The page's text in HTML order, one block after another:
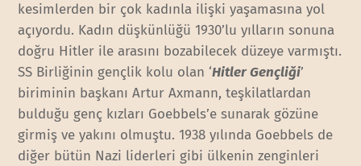
kesimlerden bir çok kadınla ilişki yaşamasına yol
açıyordu. Kadın düşkünlüğü 1930’lu yılların sonuna
doğru Hitler ile arasını bozabilecek düzeye varmıştı.
SS Birliğinin gençlik kolu olan ‘Hitler Gençliği’
biriminin başkanı Artur Axmann, teşkilatlardan
bulduğu genç kızları Goebbels’e sunarak gözüne
girmiş ve yakını olmuştu. 1938 yılında Goebbels de
diğer bütün Nazi liderleri gibi ülkenin zenginleri